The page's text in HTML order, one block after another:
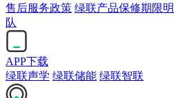
售后服务政策 绿联产品保修期限
队
APP下载
绿联声学 绿联储能 绿联智联